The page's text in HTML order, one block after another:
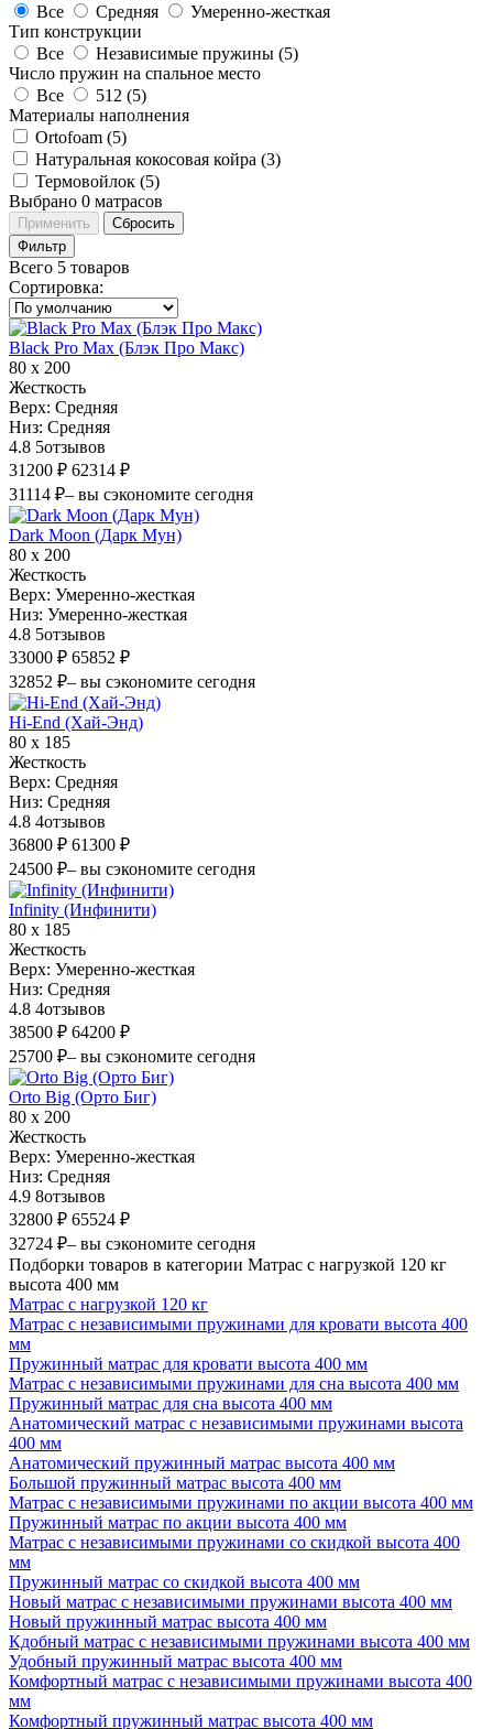
Все
Средняя
Умеренно-жесткая
Тип конструкции
Все
Независимые пружины (5)
Число пружин на спальное место
Все
512 (5)
Материалы наполнения
Ortofoam (5)
Натуральная кокосовая койра (3)
Термовойлок (5)
Выбрано 0 матрасов
Применить
Сбросить
Фильтр
Всего 5 товаров
Сортировка:
Black Pro Max (Блэк Про Макс)
80 х 200
Жесткость
Верх: Средняя
Низ: Средняя
4.8 5отзывов
31200 ₽ 62314 ₽
31114 ₽– вы сэкономите сегодня
Dark Moon (Дарк Мун)
80 х 200
Жесткость
Верх: Умеренно-жесткая
Низ: Умеренно-жесткая
4.8 5отзывов
33000 ₽ 65852 ₽
32852 ₽– вы сэкономите сегодня
Hi-End (Хай-Энд)
80 х 185
Жесткость
Верх: Средняя
Низ: Средняя
4.8 4отзывов
36800 ₽ 61300 ₽
24500 ₽– вы сэкономите сегодня
Infinity (Инфинити)
80 х 185
Жесткость
Верх: Умеренно-жесткая
Низ: Средняя
4.8 4отзывов
38500 ₽ 64200 ₽
25700 ₽– вы сэкономите сегодня
Orto Big (Орто Биг)
80 х 200
Жесткость
Верх: Умеренно-жесткая
Низ: Средняя
4.9 8отзывов
32800 ₽ 65524 ₽
32724 ₽– вы сэкономите сегодня
Подборки товаров в категории Матрас с нагрузкой 120 кг
высота 400 мм
Матрас с нагрузкой 120 кг
Матрас с независимыми пружинами для кровати высота 400
мм
Пружинный матрас для кровати высота 400 мм
Матрас с независимыми пружинами для сна высота 400 мм
Пружинный матрас для сна высота 400 мм
Анатомический матрас с независимыми пружинами высота
400 мм
Анатомический пружинный матрас высота 400 мм
Большой пружинный матрас высота 400 мм
Матрас с независимыми пружинами по акции высота 400 мм
Пружинный матрас по акции высота 400 мм
Матрас с независимыми пружинами со скидкой высота 400
мм
Пружинный матрас со скидкой высота 400 мм
Новый матрас с независимыми пружинами высота 400 мм
Новый пружинный матрас высота 400 мм
Кдобный матрас с независимыми пружинами высота 400 мм
Удобный пружинный матрас высота 400 мм
Комфортный матрас с независимыми пружинами высота 400
мм
Комфортный пружинный матрас высота 400 мм